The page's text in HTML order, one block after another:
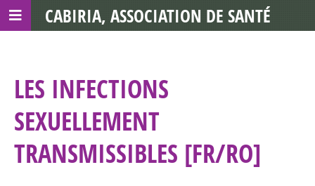
LES INFECTIONS
SEXUELLEMENT
TRANSMISSIBLES [FR/RO]
CABIRIA, ASSOCIATION DE SANTÉ